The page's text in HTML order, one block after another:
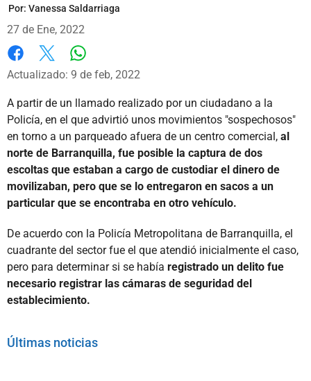
Por: Vanessa Saldarriaga
27 de Ene, 2022
Facebook
X
Actualizado: 9 de feb, 2022
A partir de un llamado realizado por un ciudadano a la
Policía, en el que advirtió unos movimientos "sospechosos"
en torno a un parqueado afuera de un centro comercial, al
norte de Barranquilla, fue posible la captura de dos
escoltas que estaban a cargo de custodiar el dinero de
movilizaban, pero que se lo entregaron en sacos a un
particular que se encontraba en otro vehículo.
De acuerdo con la Policía Metropolitana de Barranquilla, el
cuadrante del sector fue el que atendió inicialmente el caso,
pero para determinar si se había registrado un delito fue
necesario registrar las cámaras de seguridad del
establecimiento.
Últimas noticias